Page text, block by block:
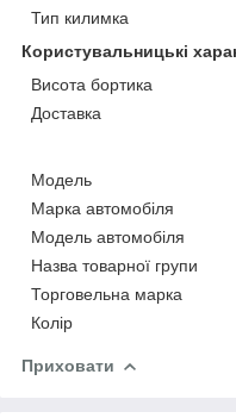
Тип килимка
Користувальницькі
Висота бортика
Доставка
Мoдель
Марка автомобіля
Модель автомобіля
Назва товарної групи
Торговельна марка
Колір
Приховати